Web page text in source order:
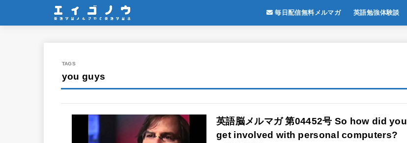
毎日配信無料メルマガ 英語勉強体験談
you guys
英語脳メルマガ 第04452号 So how did you
get involved with personal computers?